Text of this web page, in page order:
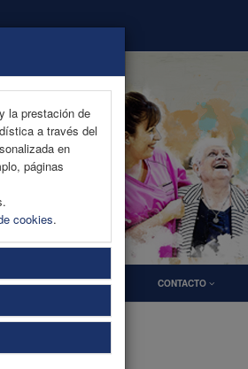
la prestación de
a través del
en
páginas
cookies.
PATROCINADORES CONTACTO